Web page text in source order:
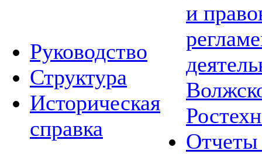
Руководство
Структура
Историческая
справка
и
Отчеты